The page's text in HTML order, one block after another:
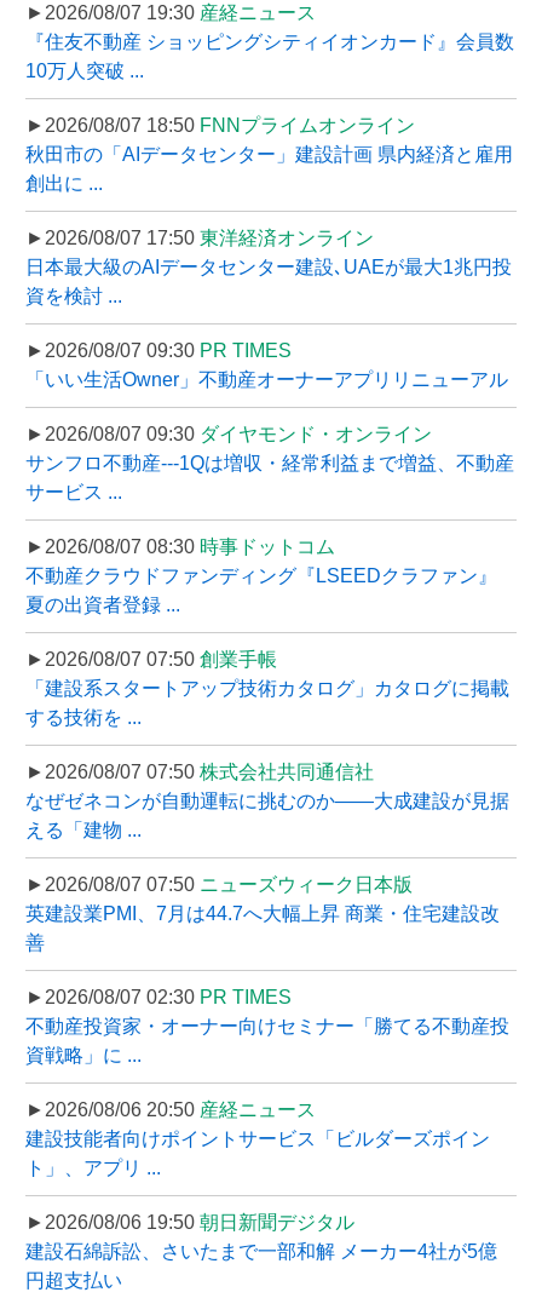
►2026/08/07 19:30 産経ニュース
『住友不動産 ショッピングシティイオンカード』会員数
10万人突破 ...
►2026/08/07 18:50 FNNプライムオンライン
秋田市の「AIデータセンター」建設計画 県内経済と雇用
創出に ...
►2026/08/07 17:50 東洋経済オンライン
日本最大級のAIデータセンター建設､UAEが最大1兆円投
資を検討 ...
►2026/08/07 09:30 PR TIMES
「いい生活Owner」不動産オーナーアプリリニューアル
►2026/08/07 09:30 ダイヤモンド・オンライン
サンフロ不動産---1Qは増収・経常利益まで増益、不動産
サービス ...
►2026/08/07 08:30 時事ドットコム
不動産クラウドファンディング『LSEEDクラファン』
夏の出資者登録 ...
►2026/08/07 07:50 創業手帳
「建設系スタートアップ技術カタログ」カタログに掲載
する技術を ...
►2026/08/07 07:50 株式会社共同通信社
なぜゼネコンが自動運転に挑むのか――大成建設が見据
える「建物 ...
►2026/08/07 07:50 ニューズウィーク日本版
英建設業PMI、7月は44.7へ大幅上昇 商業・住宅建設改
善
►2026/08/07 02:30 PR TIMES
不動産投資家・オーナー向けセミナー「勝てる不動産投
資戦略」に ...
►2026/08/06 20:50 産経ニュース
建設技能者向けポイントサービス「ビルダーズポイン
ト」、アプリ ...
►2026/08/06 19:50 朝日新聞デジタル
建設石綿訴訟、さいたまで一部和解 メーカー4社が5億
円超支払い